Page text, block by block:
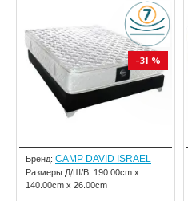
-31 %
Бренд: CAMP DAVID ISRAEL
Размеры Д/Ш/В: 190.00cm x
140.00cm x 26.00cm